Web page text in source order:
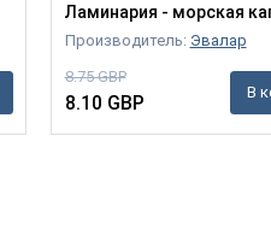
Ламинария - морская
Производитель: Эвалар
8.75 GBP
8.10 GBP В